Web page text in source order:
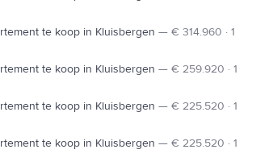
te koop in Kluisbergen — € 314.960 · 1
te koop in Kluisbergen — € 259.920 · 1
te koop in Kluisbergen — € 225.520 · 1
te koop in Kluisbergen — € 225.520 · 1